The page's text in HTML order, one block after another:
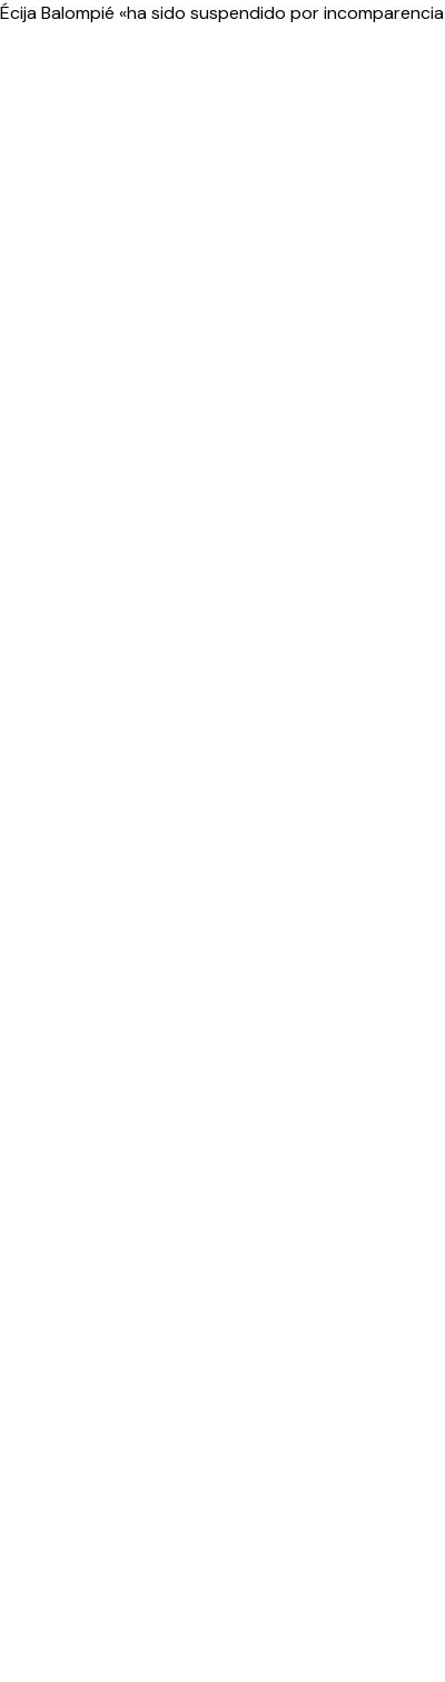
Balompié «ha sido suspendido por incomparencia